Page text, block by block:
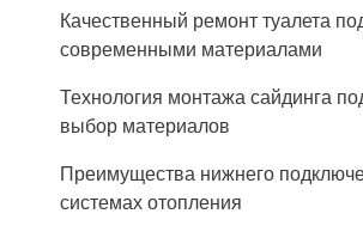
Качественный ремонт туалета
современными материалами
Технология монтажа сайдинга
выбор материалов
Преимущества нижнего
системах отопления